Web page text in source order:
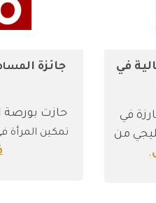
في
في
من
.
جائزة ال
حازت بورصة
تمكين المرأة